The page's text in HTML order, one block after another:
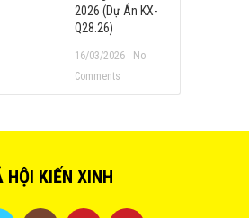
2026 (Dự Án KX-
Q28.26)
16/03/2026
No
Comments
HỘI KIẾN XINH